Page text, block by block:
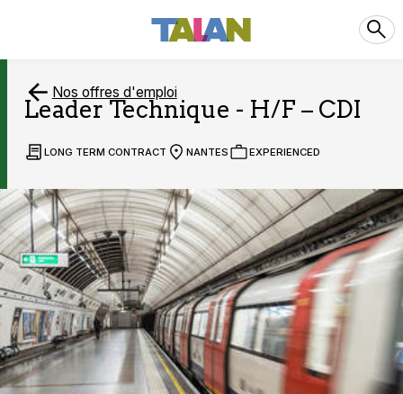
Nos offres d'emploi
Leader Technique - H/F – CDI
LONG TERM CONTRACT NANTES EXPERIENCED